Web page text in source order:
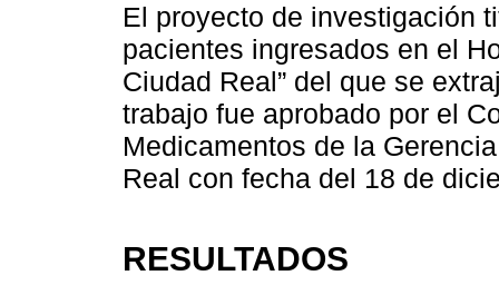
El proyecto de investigación
pacientes ingresados en el
Ciudad Real” del que se
trabajo fue aprobado por el
Medicamentos de la
Real con fecha del 18 de
RESULTADOS